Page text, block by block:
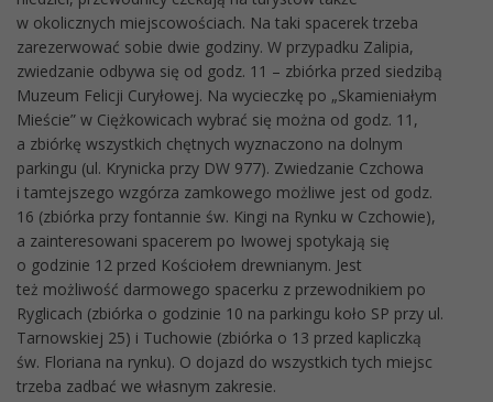
w okolicznych miejscowościach. Na taki spacerek trzeba
zarezerwować sobie dwie godziny. W przypadku Zalipia,
zwiedzanie odbywa się od godz. 11 – zbiórka przed siedzibą
Muzeum Felicji Curyłowej. Na wycieczkę po „Skamieniałym
Mieście” w Ciężkowicach wybrać się można od godz. 11,
a zbiórkę wszystkich chętnych wyznaczono na dolnym
parkingu (ul. Krynicka przy DW 977). Zwiedzanie Czchowa
i tamtejszego wzgórza zamkowego możliwe jest od godz.
16 (zbiórka przy fontannie św. Kingi na Rynku w Czchowie),
a zainteresowani spacerem po Iwowej spotykają się
o godzinie 12 przed Kościołem drewnianym. Jest
też możliwość darmowego spacerku z przewodnikiem po
Ryglicach (zbiórka o godzinie 10 na parkingu koło SP przy ul.
Tarnowskiej 25) i Tuchowie (zbiórka o 13 przed kapliczką
św. Floriana na rynku). O dojazd do wszystkich tych miejsc
trzeba zadbać we własnym zakresie.